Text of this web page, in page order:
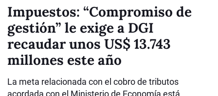
Impuestos: “Compromiso de
gestión” le exige a DGI
recaudar unos US$ 13.743
millones este año
La meta relacionada con el cobro de tributos
acordada con el Ministerio de Economía está